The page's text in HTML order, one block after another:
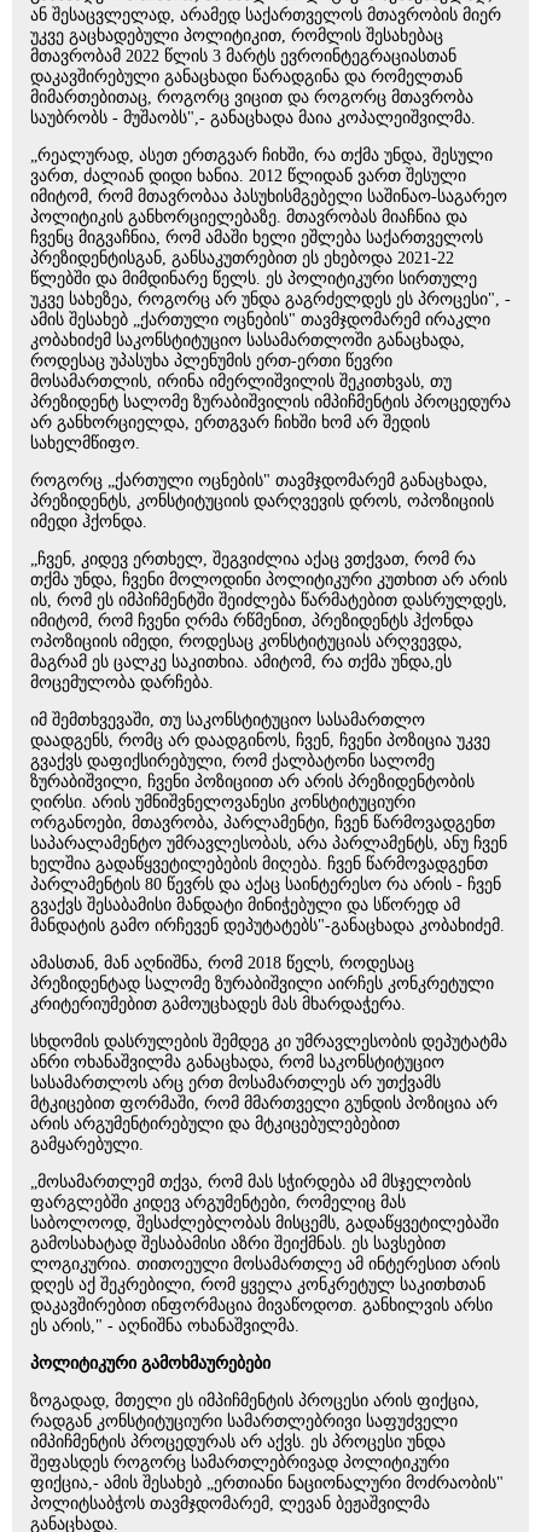
ან შესაცვლელად, არამედ საქართველოს მთავრობის მიერ
უკვე გაცხადებული პოლიტიკით, რომლის შესახებაც
მთავრობამ 2022 წლის 3 მარტს ევროინტეგრაციასთან
დაკავშირებული განაცხადი წარადგინა და რომელთან
მიმართებითაც, როგორც ვიცით და როგორც მთავრობა
საუბრობს - მუშაობს",- განაცხადა მაია კოპალეიშვილმა.
„რეალურად, ასეთ ერთგვარ ჩიხში, რა თქმა უნდა, შესული
ვართ, ძალიან დიდი ხანია. 2012 წლიდან ვართ შესული
იმიტომ, რომ მთავრობაა პასუხისმგებელი საშინაო-საგარეო
პოლიტიკის განხორციელებაზე. მთავრობას მიაჩნია და
ჩვენც მიგვაჩნია, რომ ამაში ხელი ეშლება საქართველოს
პრეზიდენტისგან, განსაკუთრებით ეს ეხებოდა 2021-22
წლებში და მიმდინარე წელს. ეს პოლიტიკური სირთულე
უკვე სახეზეა, როგორც არ უნდა გაგრძელდეს ეს პროცესი", -
ამის შესახებ „ქართული ოცნების" თავმჯდომარემ ირაკლი
კობახიძემ საკონსტიტუციო სასამართლოში განაცხადა,
როდესაც უპასუხა პლენუმის ერთ-ერთი წევრი
მოსამართლის, ირინა იმერლიშვილის შეკითხვას, თუ
პრეზიდენტ სალომე ზურაბიშვილის იმპიჩმენტის პროცედურა
არ განხორციელდა, ერთგვარ ჩიხში ხომ არ შედის
სახელმწიფო.
როგორც „ქართული ოცნების" თავმჯდომარემ განაცხადა,
პრეზიდენტს, კონსტიტუციის დარღვევის დროს, ოპოზიციის
იმედი ჰქონდა.
„ჩვენ, კიდევ ერთხელ, შეგვიძლია აქაც ვთქვათ, რომ რა
თქმა უნდა, ჩვენი მოლოდინი პოლიტიკური კუთხით არ არის
ის, რომ ეს იმპიჩმენტში შეიძლება წარმატებით დასრულდეს,
იმიტომ, რომ ჩვენი ღრმა რწმენით, პრეზიდენტს ჰქონდა
ოპოზიციის იმედი, როდესაც კონსტიტუციას არღვევდა,
მაგრამ ეს ცალკე საკითხია. ამიტომ, რა თქმა უნდა,ეს
მოცემულობა დარჩება.
იმ შემთხვევაში, თუ საკონსტიტუციო სასამართლო
დაადგენს, რომც არ დაადგინოს, ჩვენ, ჩვენი პოზიცია უკვე
გვაქვს დაფიქსირებული, რომ ქალბატონი სალომე
ზურაბიშვილი, ჩვენი პოზიციით არ არის პრეზიდენტობის
ღირსი. არის უმნიშვნელოვანესი კონსტიტუციური
ორგანოები, მთავრობა, პარლამენტი, ჩვენ წარმოვადგენთ
საპარალამენტო უმრავლესობას, არა პარლამენტს, ანუ ჩვენ
ხელშია გადაწყვეტილებების მიღება. ჩვენ წარმოვადგენთ
პარლამენტის 80 წევრს და აქაც საინტერესო რა არის - ჩვენ
გვაქვს შესაბამისი მანდატი მინიჭებული და სწორედ ამ
მანდატის გამო ირჩევენ დეპუტატებს"-განაცხადა კობახიძემ.
ამასთან, მან აღნიშნა, რომ 2018 წელს, როდესაც
პრეზიდენტად სალომე ზურაბიშვილი აირჩეს კონკრეტული
კრიტერიუმებით გამოუცხადეს მას მხარდაჭერა.
სხდომის დასრულების შემდეგ კი უმრავლესობის დეპუტატმა
ანრი ოხანაშვილმა განაცხადა, რომ საკონსტიტუციო
სასამართლოს არც ერთ მოსამართლეს არ უთქვამს
მტკიცებით ფორმაში, რომ მმართველი გუნდის პოზიცია არ
არის არგუმენტირებული და მტკიცებულებებით
გამყარებული.
„მოსამართლემ თქვა, რომ მას სჭირდება ამ მსჯელობის
ფარგლებში კიდევ არგუმენტები, რომელიც მას
საბოლოოდ, შესაძლებლობას მისცემს, გადაწყვეტილებაში
გამოსახატად შესაბამისი აზრი შეიქმნას. ეს სავსებით
ლოგიკურია. თითოეული მოსამართლე ამ ინტერესით არის
დღეს აქ შეკრებილი, რომ ყველა კონკრეტულ საკითხთან
დაკავშირებით ინფორმაცია მივაწოდოთ. განხილვის არსი
ეს არის," - აღნიშნა ოხანაშვილმა.
პოლიტიკური გამოხმაურებები
ზოგადად, მთელი ეს იმპიჩმენტის პროცესი არის ფიქცია,
რადგან კონსტიტუციური სამართლებრივი საფუძველი
იმპიჩმენტის პროცედურას არ აქვს. ეს პროცესი უნდა
შეფასდეს როგორც სამართლებრივად პოლიტიკური
ფიქცია,- ამის შესახებ „ერთიანი ნაციონალური მოძრაობის"
პოლიტსაბჭოს თავმჯდომარემ, ლევან ბეჟაშვილმა
განაცხადა.